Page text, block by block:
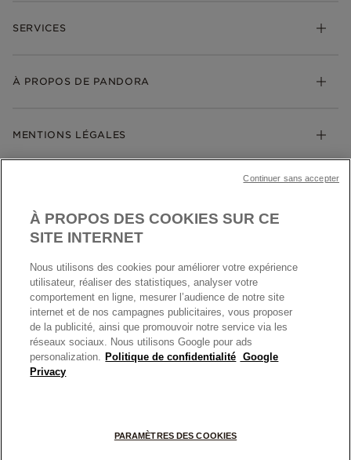
Trouver une boutique
Suivre ma commande
Échanges et retours
Prix en ligne et en boutique
Plan du site
SERVICES
Gravure
À PROPOS DE PANDORA
Carrières
MENTIONS LÉGALES
Politique des cookies
Politique de confidentialité
Conditions générales de vente
Conditions générales de vente Click & Collect
Plateforme ODR
Information sur le fabricant et l'importateur
Index égalité Femme/Homme
FRANCE
France
© TOUS DROITS RESERVES. 2026 Pandora
À PROPOS DES COOKIES SUR CE
SITE INTERNET
Nous utilisons des cookies pour améliorer votre expérience
utilisateur, réaliser des statistiques, analyser votre
comportement en ligne, mesurer l’audience de notre site
internet et de nos campagnes publicitaires, vous proposer
de la publicité, ainsi que promouvoir notre service via les
réseaux sociaux. Nous utilisons Google pour ads
personalization. Politique de confidentialité Google
Privacy
PARAMÈTRES DES COOKIES
Continuer sans accepter